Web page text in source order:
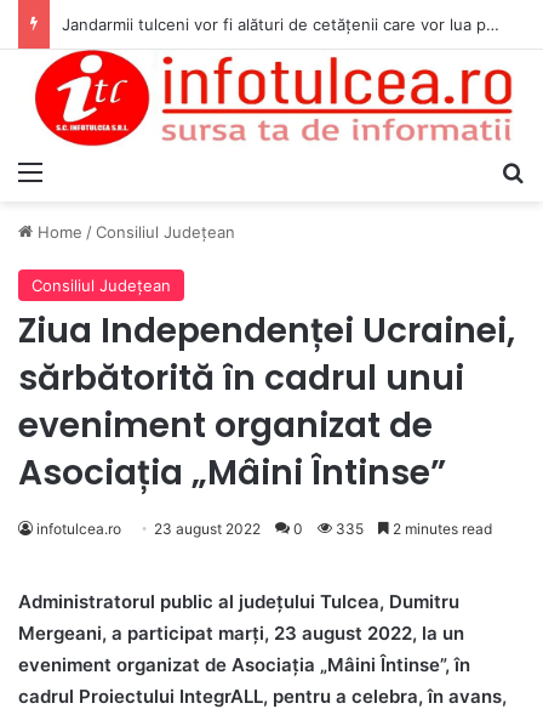
Jandarmii tulceni vor fi alături de cetățenii care vor lua parte la Festivalul Folk Țestos
Home /Consiliul Judeţean
Consiliul Judeţean
Ziua Independenței Ucrainei,
sărbătorită în cadrul unui
eveniment organizat de
Asociația „Mâini Întinse”
infotulcea.ro 23 august 2022 0 335 2 minutes read
Administratorul public al județului Tulcea, Dumitru
Mergeani, a participat marți, 23 august 2022, la un
eveniment organizat de Asociația „Mâini Întinse”, în
cadrul Proiectului IntegrALL, pentru a celebra, în avans,